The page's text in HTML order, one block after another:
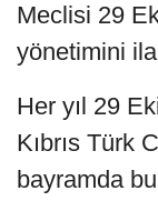
Meclisi 29
yönetimini
Her yıl 29
Kıbrıs Türk
bayramda